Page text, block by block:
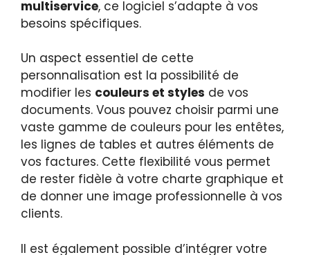
multiservice, ce logiciel s’adapte à vos
besoins spécifiques.
Un aspect essentiel de cette
personnalisation est la possibilité de
modifier les couleurs et styles de vos
documents. Vous pouvez choisir parmi une
vaste gamme de couleurs pour les entêtes,
les lignes de tables et autres éléments de
vos factures. Cette flexibilité vous permet
de rester fidèle à votre charte graphique et
de donner une image professionnelle à vos
clients.
Il est également possible d’intégrer votre